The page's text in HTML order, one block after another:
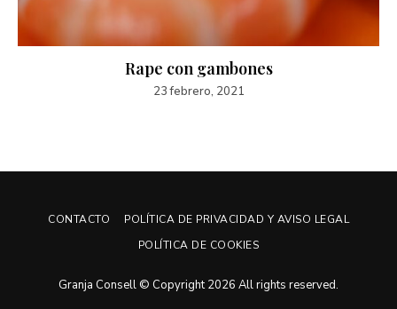
Rape con gambones
23 febrero, 2021
CONTACTO
POLÍTICA DE PRIVACIDAD Y AVISO LEGAL
POLÍTICA DE COOKIES
Granja Consell © Copyright 2026 All rights reserved.